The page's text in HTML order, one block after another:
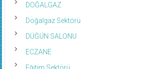
DOĞALGAZ
Doğalgaz Sektörü
DÜĞÜN SALONU
ECZANE
Eğitim Sektörü